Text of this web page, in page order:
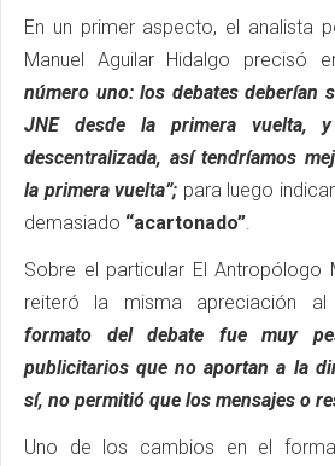
En un primer aspecto, el analista
Manuel Aguilar Hidalgo precisó
número uno: los debates deberían
JNE desde la primera vuelta,
descentralizada, así tendríamos
la primera vuelta”; para luego
demasiado “acartonado”
Sobre el particular El Antropólogo
reiteró la misma apreciación al
formato del debate fue muy
publicitarios que no aportan a la
sí, no permitió que los mensajes o
Uno de los cambios en el